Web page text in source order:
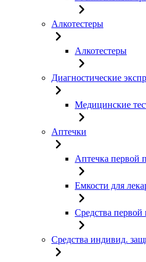
Алкотестеры
Алкотестеры
Диагностические
Медицинские
Аптечки
Аптечка первой
Емкости для
Средства
Средства индивид.